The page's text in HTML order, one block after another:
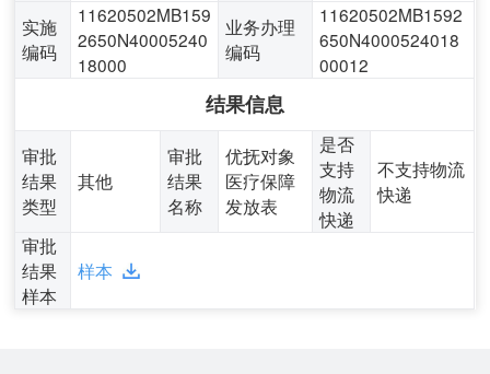
实施
编码
11620502MB159
2650N40005240
18000
业务办理
编码
11620502MB1592
650N4000524018
00012
结果信息
审批
结果
类型
其他
审批
结果
名称
优抚对象
医疗保障
发放表
是否
支持
物流
快递
不支持物流
快递
审批
结果
样本
样本